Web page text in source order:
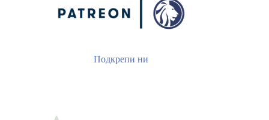
Подкрепи ни